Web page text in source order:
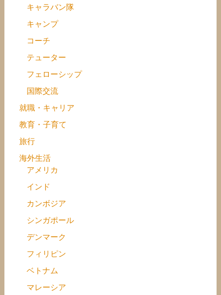
キャラバン隊
キャンプ
コーチ
テューター
フェローシップ
国際交流
就職・キャリア
教育・子育て
旅行
海外生活
アメリカ
インド
カンボジア
シンガポール
デンマーク
フィリピン
ベトナム
マレーシア